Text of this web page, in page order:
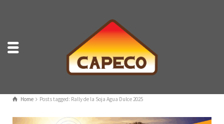
Home Posts tagged: Rally de la Soja Agua Dulce 2025